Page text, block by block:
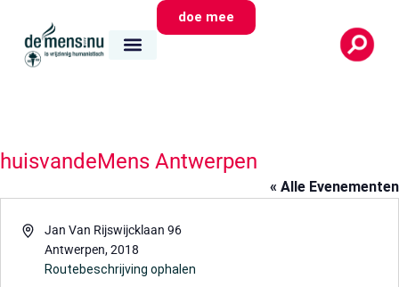
doe mee
huisvandeMens Antwerpen
« Alle Evenementen
AdresJan Van Rijswijcklaan 96
Antwerpen,2018
Routebeschrijving ophalen